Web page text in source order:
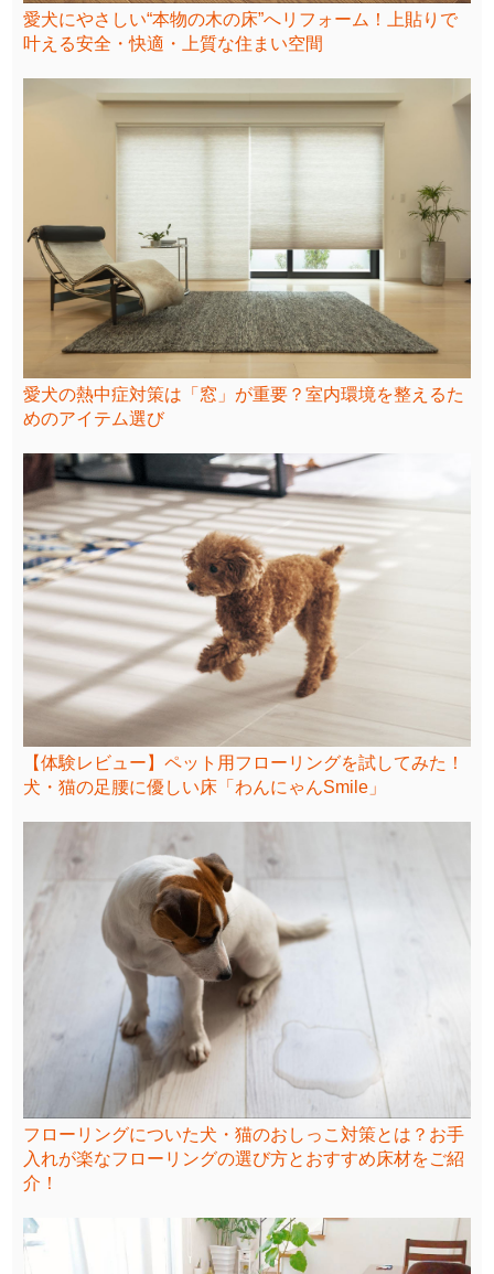
愛犬にやさしい“本物の木の床”へリフォーム！上貼りで
叶える安全・快適・上質な住まい空間
愛犬の熱中症対策は「窓」が重要？室内環境を整えるた
めのアイテム選び
【体験レビュー】ペット用フローリングを試してみた！
犬・猫の足腰に優しい床「わんにゃんSmile」
フローリングについた犬・猫のおしっこ対策とは？お手
入れが楽なフローリングの選び方とおすすめ床材をご紹
介！